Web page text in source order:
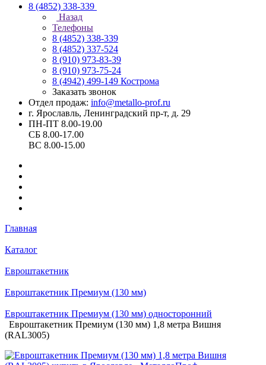
8 (4852) 338-339
Назад
Телефоны
8 (4852) 338-339
8 (4852) 337-524
8 (910) 973-83-39
8 (910) 973-75-24
8 (4942) 499-149 Кострома
Заказать звонок
Отдел продаж: info@metallo-prof.ru
г. Ярославль, Ленинградский пр-т, д. 29
ПН-ПТ 8.00-19.00
СБ 8.00-17.00
ВС 8.00-15.00
Главная
Каталог
Евроштакетник
Евроштакетник Премиум (130 мм)
Евроштакетник Премиум (130 мм) односторонний
Евроштакетник Премиум (130 мм) 1,8 метра Вишня
(RAL3005)